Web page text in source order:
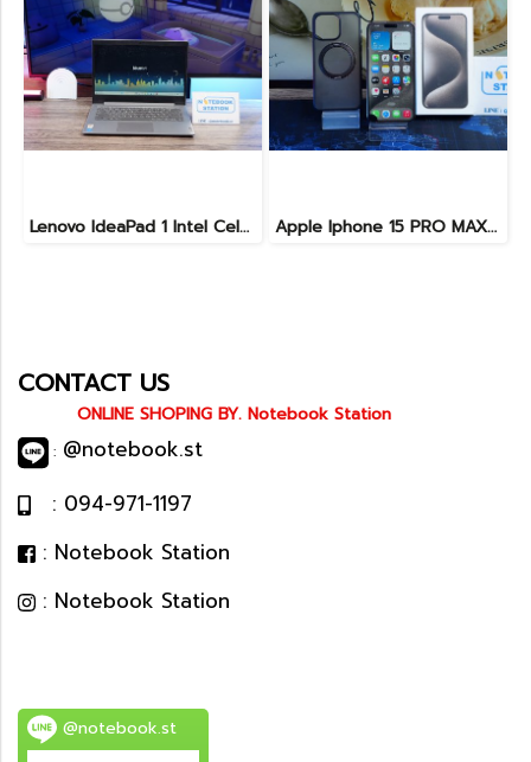
Lenovo IdeaPad 1 Intel Celeron N4020 Ram4 SSD256GB จอ14.0 HD หน้าจอเล็กเหมาะแก่การพกพา ใช้งานทั่วไป ราคาถูกมาก เพียง 3,900.- พร้อมใช้งาน(สินค้ามีตำหนิขายถูกประกันร้าน7วัน) Apple Iphone 15 PRO MAX NATURAL TITANIUM 256GB สุขภาพแบต 87% อุปกรณ์ครบกล่อง ขายเพียง 11,990.-
CONTACT US
ONLINE SHOPING BY. Notebook Station
: @notebook.st
: 094-971-1197
: Notebook Station
: Notebook Station
@notebook.st